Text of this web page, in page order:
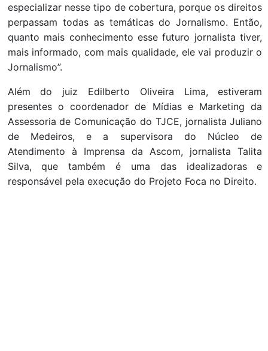
especializar nesse tipo de cobertura, porque os direitos
perpassam todas as temáticas do Jornalismo. Então,
quanto mais conhecimento esse futuro jornalista tiver,
mais informado, com mais qualidade, ele vai produzir o
Jornalismo”.
Além do juiz Edilberto Oliveira Lima, estiveram
presentes o coordenador de Mídias e Marketing da
Assessoria de Comunicação do TJCE, jornalista Juliano
de Medeiros, e a supervisora do Núcleo de
Atendimento à Imprensa da Ascom, jornalista Talita
Silva, que também é uma das idealizadoras e
responsável pela execução do Projeto Foca no Direito.